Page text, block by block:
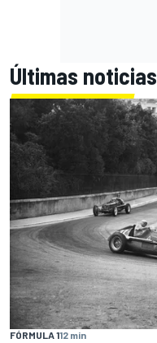
Últimas noticias
FÓRMULA 112 min